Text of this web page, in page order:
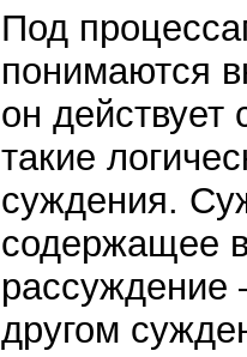
Под
понимаются
он действует
такие
суждения.
содержащее
рассуждение
другом